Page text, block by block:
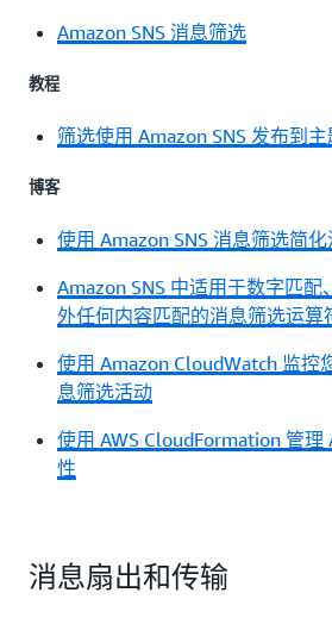
Amazon SNS 消息筛选
教程
筛选使用 Amazon SNS 发布到
博客
使用 Amazon SNS 消息筛选简
Amazon SNS 中适用于数字匹
外任何内容匹配的消息筛选运算
使用 Amazon CloudWatch 监控
息筛选活动
使用 AWS CloudFormation 管理
性
消息扇出和传输